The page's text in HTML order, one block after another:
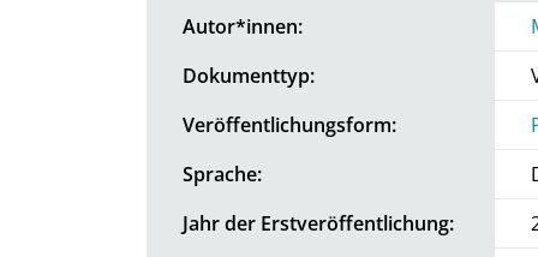
Autor*innen:
Dokumenttyp:
Veröffentlichungsform:
Sprache:
Jahr der Erstveröffentlichung: